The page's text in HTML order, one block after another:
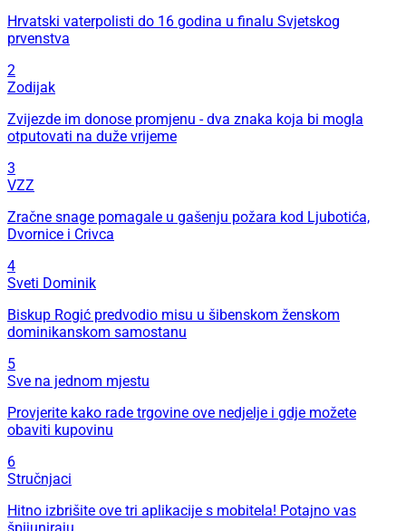
Hrvatski vaterpolisti do 16 godina u finalu Svjetskog
prvenstva
2
Zodijak
Zvijezde im donose promjenu - dva znaka koja bi mogla
otputovati na duže vrijeme
3
VZZ
Zračne snage pomagale u gašenju požara kod Ljubotića,
Dvornice i Crivca
4
Sveti Dominik
Biskup Rogić predvodio misu u šibenskom ženskom
dominikanskom samostanu
5
Sve na jednom mjestu
Provjerite kako rade trgovine ove nedjelje i gdje možete
obaviti kupovinu
6
Stručnjaci
Hitno izbrišite ove tri aplikacije s mobitela! Potajno vas